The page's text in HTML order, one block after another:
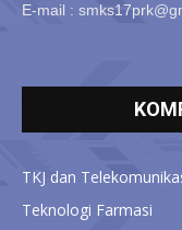
E-mail :
TKJ dan
Teknologi Farmasi